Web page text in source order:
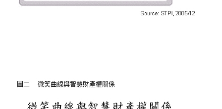
圖二 微笑曲線與智慧財產權關係